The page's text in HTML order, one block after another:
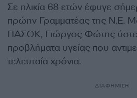
Σε ηλικία 68 ετών έφυγε
πρώην Γραμματέας της Ν.Ε.
ΠΑΣΟΚ, Γιώργος Φώτης
προβλήματα υγείας που
τελευταία χρόνια.
ΔΙΑΦΗΜΙΣΗ